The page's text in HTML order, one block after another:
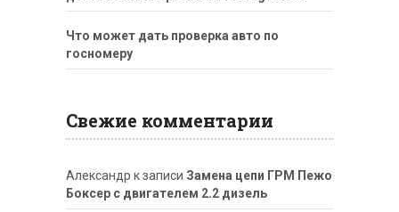
Что может дать проверка авто по
госномеру
Свежие комментарии
Александр к записи Замена цепи ГРМ Пежо
Боксер с двигателем 2.2 дизель